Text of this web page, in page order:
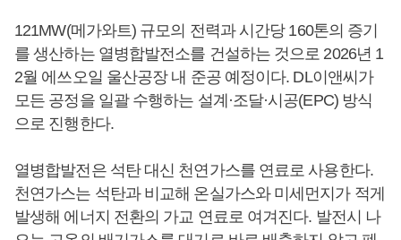
121MW(메가와트) 규모의 전력과 시간당 160톤의 증기
를 생산하는 열병합발전소를 건설하는 것으로 2026년 1
2월 에쓰오일 울산공장 내 준공 예정이다. DL이앤씨가
모든 공정을 일괄 수행하는 설계·조달·시공(EPC) 방식
으로 진행한다.
열병합발전은 석탄 대신 천연가스를 연료로 사용한다.
천연가스는 석탄과 비교해 온실가스와 미세먼지가 적게
발생해 에너지 전환의 가교 연료로 여겨진다. 발전시 나